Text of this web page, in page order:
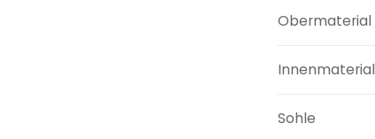
Obermaterial
Innenmaterial
Sohle